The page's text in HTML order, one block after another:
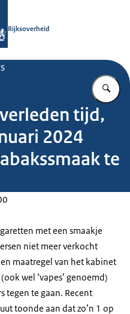
Rijksoverheid
tijd,
2024
te
met een smaakje
niet meer verkocht
maatregel van het kabinet
wel ‘vapes’ genoemd)
tegen te gaan. Recent
toonde aan dat zo’n 1 op